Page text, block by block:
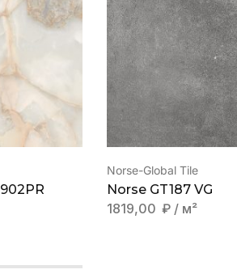
Norse-Global Tile
Norse GT187 VG
1819,00 ₽ / м²